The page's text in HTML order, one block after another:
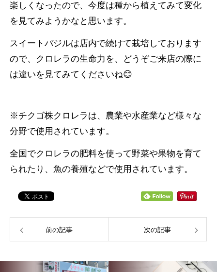
楽しくなったので、今度は種から植えてみて変化
を見てみようかなと思います。
スイートバジルは店内で続けて栽培しております
ので、クロレラの生命力を、どうぞご来店の際に
は違いを見てみてくださいね😊
※チクゴ株クロレラは、農業や水産業など様々な
分野で使用されています。
全国でクロレラの肥料を使って野菜や果物を育て
られたり、魚の養殖などで使用されています。
前の記事 次の記事